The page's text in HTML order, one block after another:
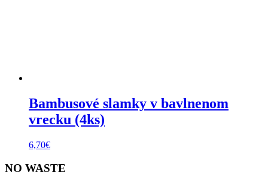
Bambusové slamky v bavlnenom
vrecku (4ks)
6,70€
NO WASTE